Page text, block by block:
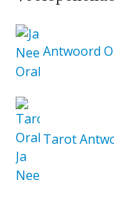
Antwoord
Tarot